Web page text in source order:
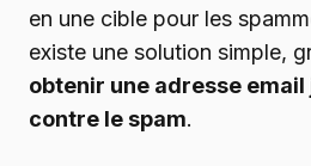
en une cible pour les
existe une solution simple,
obtenir une adresse
contre le spam.